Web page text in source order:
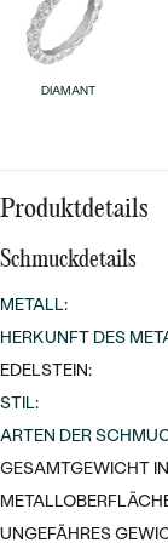
MIT
GOLD
PLATIN
SILBER
NACH
LUXURIÖSE
LUXURIÖSE
DIAMANT
Produktdetails
Schmuckdetails
METALL:
HERKUNFT DES
EDELSTEIN:
STIL:
ARTEN DER
GESAMTGEWICHT
UNGEFÄHRES